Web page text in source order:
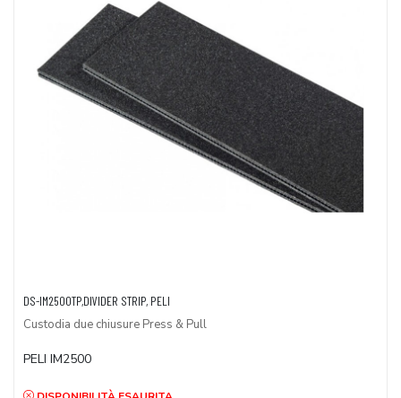
DS-IM2500TP,DIVIDER STRIP, PELI
Custodia due chiusure Press & Pull
PELI IM2500